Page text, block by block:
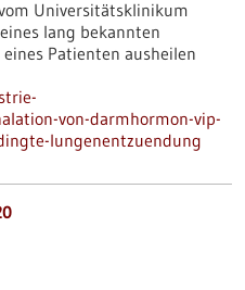
Universitätsklinikum
lang bekannten
Patienten ausheilen
von-darmhormon-vip-
lungenentzuendung